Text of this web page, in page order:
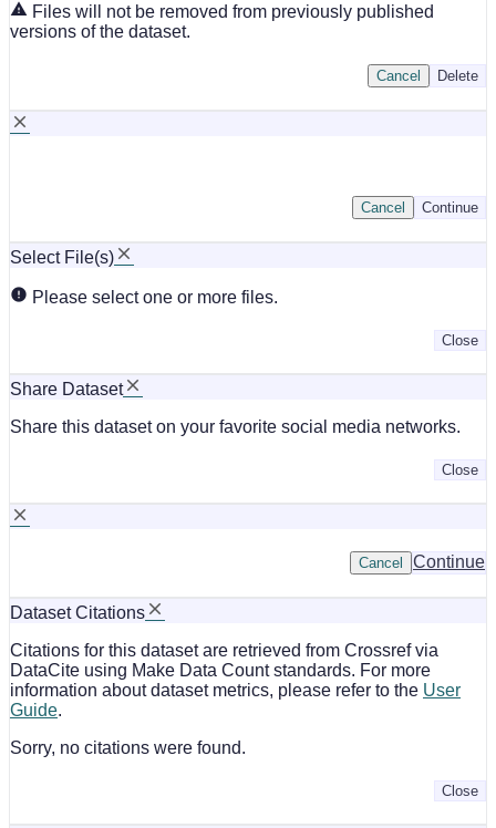
Files will not be removed from previously published
versions of the dataset.
Delete
Cancel
Continue
Cancel
Select File(s)
Please select one or more files.
Close
Share Dataset
Share this dataset on your favorite social media networks.
Close
Continue
Cancel
Dataset Citations
Citations for this dataset are retrieved from Crossref via
DataCite using Make Data Count standards. For more
information about dataset metrics, please refer to the User
Guide.
Sorry, no citations were found.
Close